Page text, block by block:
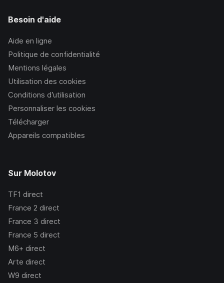
Besoin d'aide
Aide en ligne
Politique de confidentialité
Mentions légales
Utilisation des cookies
Conditions d’utilisation
Personnaliser les cookies
Télécharger
Appareils compatibles
Sur Molotov
TF1 direct
France 2 direct
France 3 direct
France 5 direct
M6+ direct
Arte direct
W9 direct